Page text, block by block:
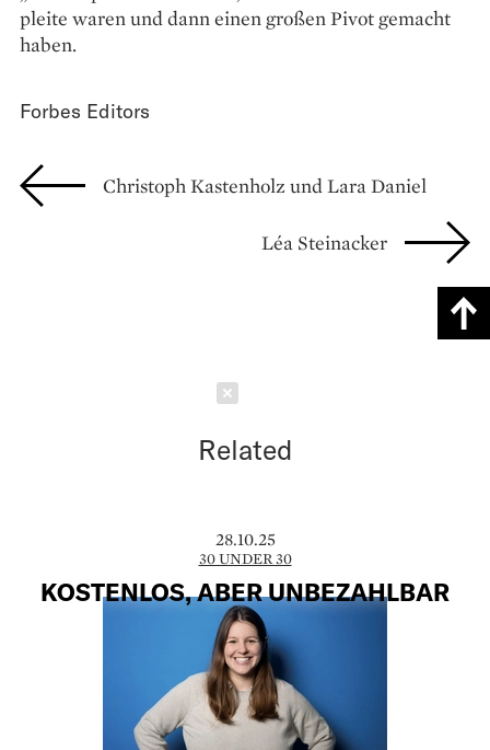
pleite waren und dann einen großen Pivot gemacht
haben.
Forbes Editors
Christoph Kastenholz und Lara Daniel
Léa Steinacker
Related
28.10.25
30 UNDER 30
KOSTENLOS, ABER UNBEZAHLBAR